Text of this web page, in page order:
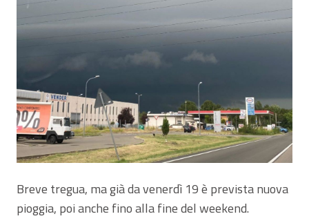
Breve tregua, ma già da venerdì 19 è prevista nuova
pioggia, poi anche fino alla fine del weekend.